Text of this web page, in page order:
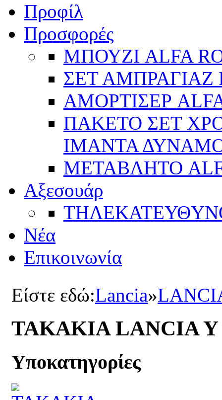
Προφίλ
Προσφορές
ΜΠΟΥΖΙ ALFA
ΣΕΤ ΑΜΠΡΑΓΙΑΖ
ΑΜΟΡΤΙΣΕΡ
ΠΑΚΕΤΟ ΣΕΤ
ΙΜΑΝΤΑ ΔΥΝΑΜΟ
ΜΕΤΑΒΛΗΤΟ
Αξεσουάρ
Νέα
Επικοινωνία
Είστε εδώ:Lancia»
ΤΑΚΑΚΙΑ LANCIA Y
Υποκατηγορίες